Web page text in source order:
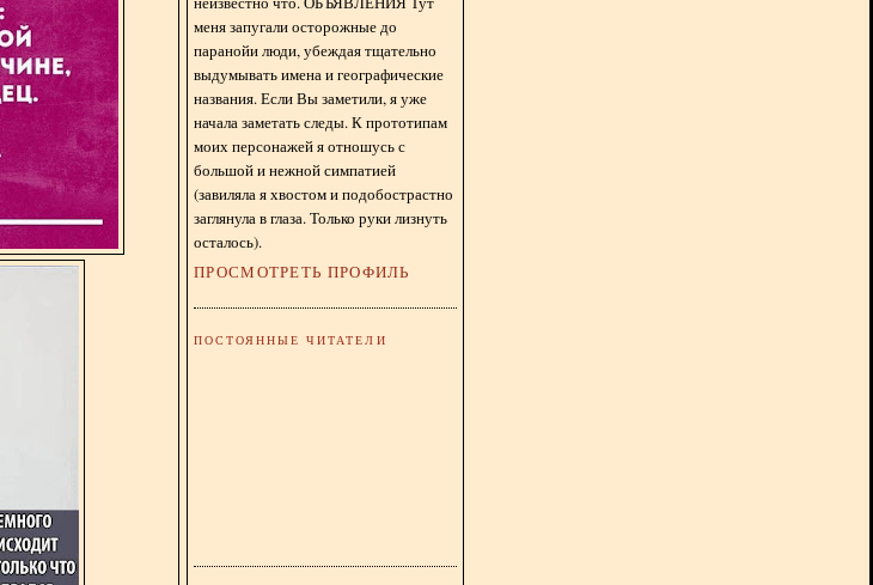
меня запугали осторожные до
паранойи люди, убеждая тщательно
выдумывать имена и географические
названия. Если Вы заметили, я уже
начала заметать следы. К прототипам
моих персонажей я отношусь с
большой и нежной симпатией
(завиляла я хвостом и подобострастно
заглянула в глаза. Только руки лизнуть
осталось).
ПРОСМОТРЕТЬ ПРОФИЛЬ
ПОСТОЯННЫЕ ЧИТАТЕЛИ